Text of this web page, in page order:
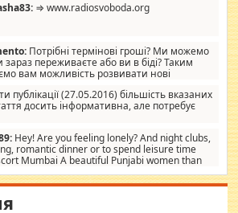
⇒ www.radiosvoboda.org
Потрібні термінові гроші? Ми можемо
переживаєте або ви в біді? Таким
вам можливість розвивати нові
намагаються дати їм шанс. Кожен
шанс, і, оскільки влада не зможе, вони
інших. Для нас нема багато суми, і зрілість
сум і нічого іншого. Не чекайте і не
Введіть суму, яку ви хочете подати, і ми
варіантами. зв'яжіться з нами
Вам потрібні термінові
публікації (27.05.2016) більшість вказаних
досить інформативна, але потребує
Hey! Are you feeling lonely? And night clubs,
romantic dinner or to spend leisure time
Mumbai A beautiful Punjabi women than
in arms that you guys feel like 5 star luxury
night in their search for loved solitaire free
beautiful figure and shapely body shapes.